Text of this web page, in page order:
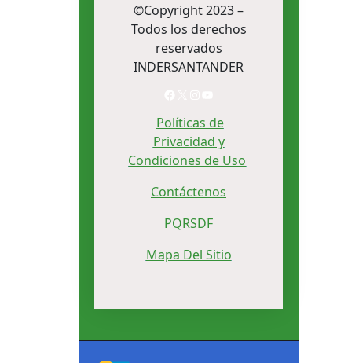
©Copyright 2023 –
Todos los derechos
reservados
INDERSANTANDER
Políticas de
Privacidad y
Condiciones de Uso
Contáctenos
PQRSDF
Mapa Del Sitio